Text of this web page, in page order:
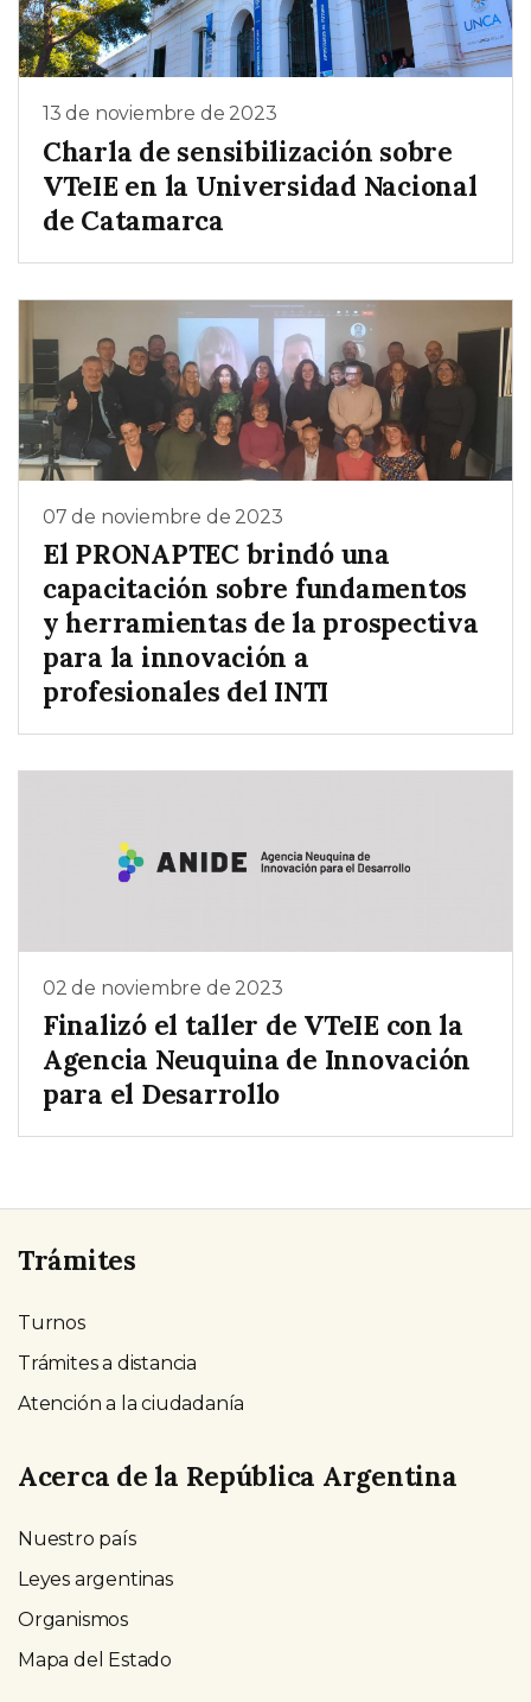
13 de noviembre de 2023
Charla de sensibilización sobre
VTeIE en la Universidad Nacional
de Catamarca
07 de noviembre de 2023
El PRONAPTEC brindó una
capacitación sobre fundamentos
y herramientas de la prospectiva
para la innovación a
profesionales del INTI
02 de noviembre de 2023
Finalizó el taller de VTeIE con la
Agencia Neuquina de Innovación
para el Desarrollo
Trámites
Turnos
Trámites a distancia
Atención a la ciudadanía
Acerca de la República Argentina
Nuestro país
Leyes argentinas
Organismos
Mapa del Estado